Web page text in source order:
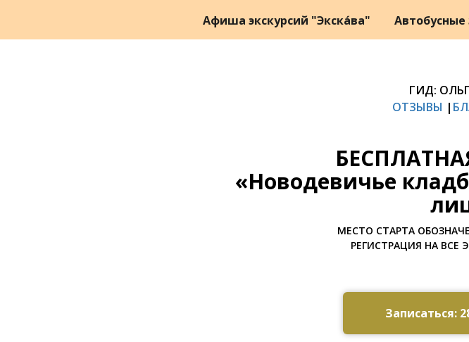
Афиша экскурсий "Экска́ва" Автобусные
ГИД:
ОТЗЫВЫ |
«Новодевичье
МЕСТО СТАРТА
РЕГИСТРАЦИЯ НА ВСЕ
Записаться: